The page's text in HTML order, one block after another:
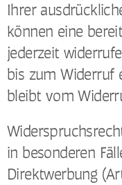
Ihrer
können eine
jederzeit
bis zum Widerruf
bleibt vom
in besonderen
Direktwerbung